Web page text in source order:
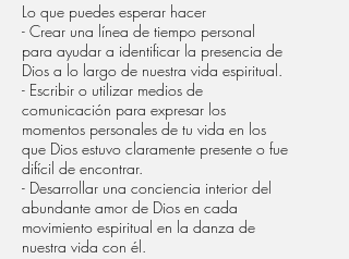
Lo que puedes esperar hacer
- Crear una línea de tiempo personal
para ayudar a identificar la presencia de
Dios a lo largo de nuestra vida espiritual.
- Escribir o utilizar medios de
comunicación para expresar los
momentos personales de tu vida en los
que Dios estuvo claramente presente o fue
difícil de encontrar.
- Desarrollar una conciencia interior del
abundante amor de Dios en cada
movimiento espiritual en la danza de
nuestra vida con él.